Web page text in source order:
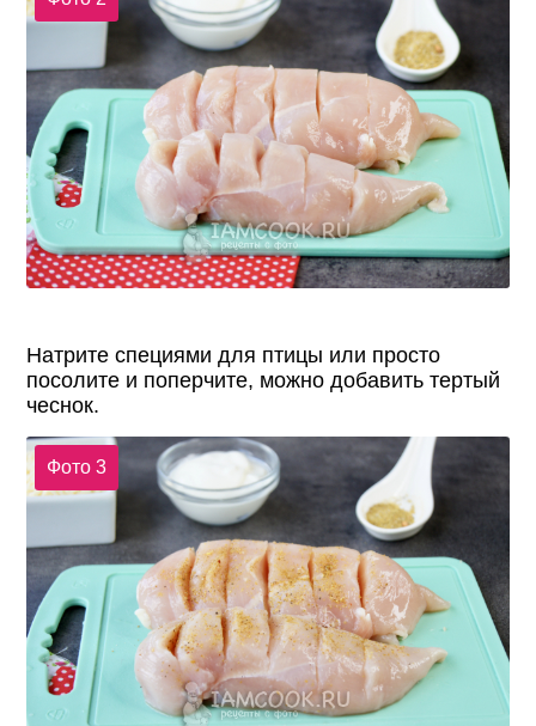
Натрите специями для птицы или просто
посолите и поперчите, можно добавить тертый
чеснок.
Фото 3